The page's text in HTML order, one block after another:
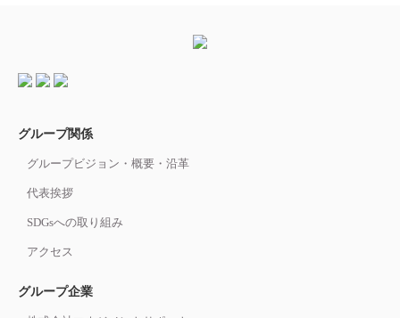
グループ関係
グループビジョン・概要・沿革
代表挨拶
SDGsへの取り組み
アクセス
グループ企業